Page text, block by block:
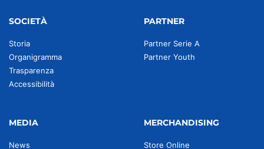
SOCIETÀ
Storia
Organigramma
Trasparenza
Accessibilità
PARTNER
Partner Serie A
Partner Youth
MEDIA
News
MERCHANDISING
Store Online